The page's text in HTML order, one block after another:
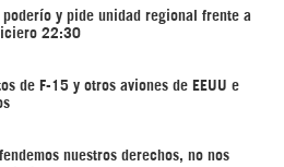
poderío y pide unidad regional frente a
22:30
de F-15 y otros aviones de EEUU e
nuestros derechos, no nos